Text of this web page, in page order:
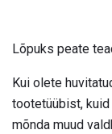
Lõpuks peate
Kui olete
tootetüübist,
mõnda muud